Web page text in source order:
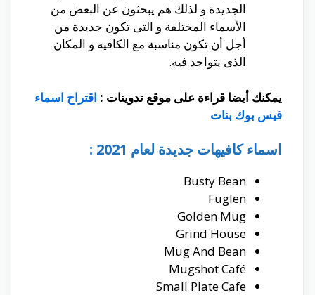
الجديدة و لذلك هم يبحثون عن البعض من
الأسماء المختلفة و التى تكون جديدة من
أجل أن تكون مناسبة مع الكافيه و المكان
الذى يتواجد فيه.
يمكنك أيضا قراءة على موقع تدوينات : اقتراح اسماء
فيس بوك بنات
اسماء كافيهات جديدة لعام 2021 :
Busty Bean
Fuglen
Golden Mug
Grind House
Mug And Bean
Mugshot Café
Small Plate Cafe